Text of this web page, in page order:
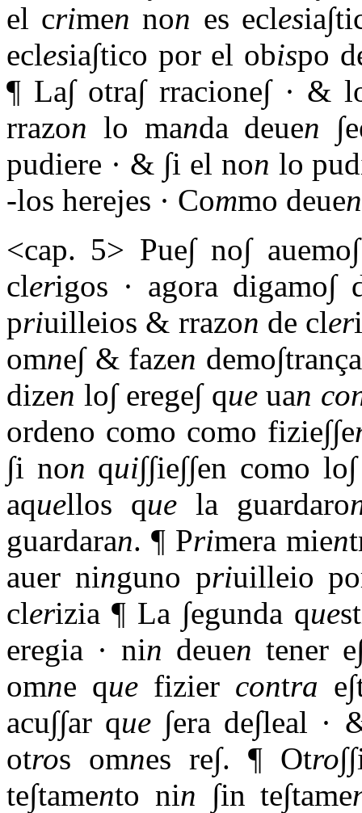
el crimen non es ecles
eclesia∫tico por el obispo
¶ La∫ otra∫ rracione∫ · &
rrazon lo manda deuen
pudiere · & ∫i el non lo
-los herejes · Commo deuen
<cap. 5> Pue∫ no∫
clerigos · agora digamo∫
priuilleios & rrazon de cler
omne∫ & fazen
dizen lo∫ erege∫ queuan
ordeno como como fizie∫∫e
∫i non qui∫∫ie∫∫en como
aquellos que la guardaro
guardaran. ¶ Primera mien
auer ninguno priuilleio
clerizia ¶ La ∫egunda que
eregia · nin deuen tener
omne que fizier contra
acu∫∫ar que ∫era de∫leal ·
otros omnes re∫. ¶ Otro
te∫tamento nin ∫in te∫tame